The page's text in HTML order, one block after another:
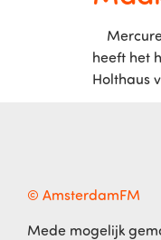
Mercure
heeft het
Holthaus
© AmsterdamFM
Mede mogelijk